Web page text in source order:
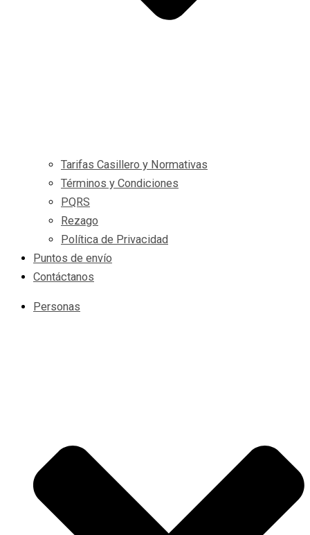
Tarifas Casillero y Normativas
Términos y Condiciones
PQRS
Rezago
Política de Privacidad
Puntos de envío
Contáctanos
Personas